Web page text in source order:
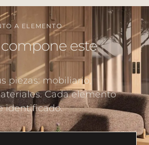
A ELEMENTO
este
piezas: mobiliario,
Cada elemento
identificado.